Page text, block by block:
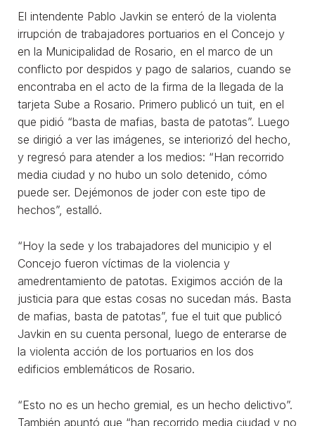
El intendente Pablo Javkin se enteró de la violenta
irrupción de trabajadores portuarios en el Concejo y
en la Municipalidad de Rosario, en el marco de un
conflicto por despidos y pago de salarios, cuando se
encontraba en el acto de la firma de la llegada de la
tarjeta Sube a Rosario. Primero publicó un tuit, en el
que pidió “basta de mafias, basta de patotas”. Luego
se dirigió a ver las imágenes, se interiorizó del hecho,
y regresó para atender a los medios: “Han recorrido
media ciudad y no hubo un solo detenido, cómo
puede ser. Dejémonos de joder con este tipo de
hechos”, estalló.
“Hoy la sede y los trabajadores del municipio y el
Concejo fueron víctimas de la violencia y
amedrentamiento de patotas. Exigimos acción de la
justicia para que estas cosas no sucedan más. Basta
de mafias, basta de patotas”, fue el tuit que publicó
Javkin en su cuenta personal, luego de enterarse de
la violenta acción de los portuarios en los dos
edificios emblemáticos de Rosario.
“Esto no es un hecho gremial, es un hecho delictivo”.
También apuntó que “han recorrido media ciudad y no